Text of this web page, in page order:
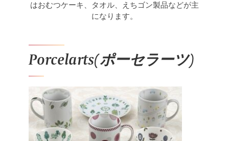
はおむつケーキ、タオル、えちゴン製品などが主
になります。
Porcelarts(ポーセラーツ)